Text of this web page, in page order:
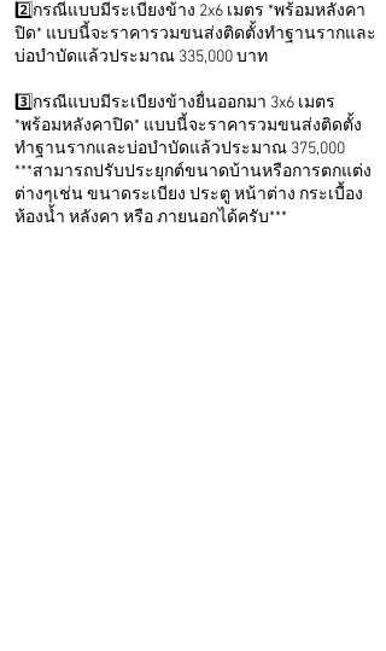
2️⃣กรณีแบบมีระเบียงข้าง 2x6 เมตร *พร้อมหลังคา
ปิด* แบบนี้จะราคารวมขนส่งติดตั้งทำฐานรากและ
บ่อบำบัดแล้วประมาณ 335,000 บาท
3️⃣กรณีแบบมีระเบียงข้างยื่นออกมา 3x6 เมตร
*พร้อมหลังคาปิด* แบบนี้จะราคารวมขนส่งติดตั้ง
ทำฐานรากและบ่อบำบัดแล้วประมาณ 375,000
***สามารถปรับประยุกต์ขนาดบ้านหรือการตกแต่ง
ต่างๆเช่น ขนาดระเบียง ประตู หน้าต่าง กระเบื้อง
ห้องน้ำ หลังคา หรือ ภายนอกได้ครับ***